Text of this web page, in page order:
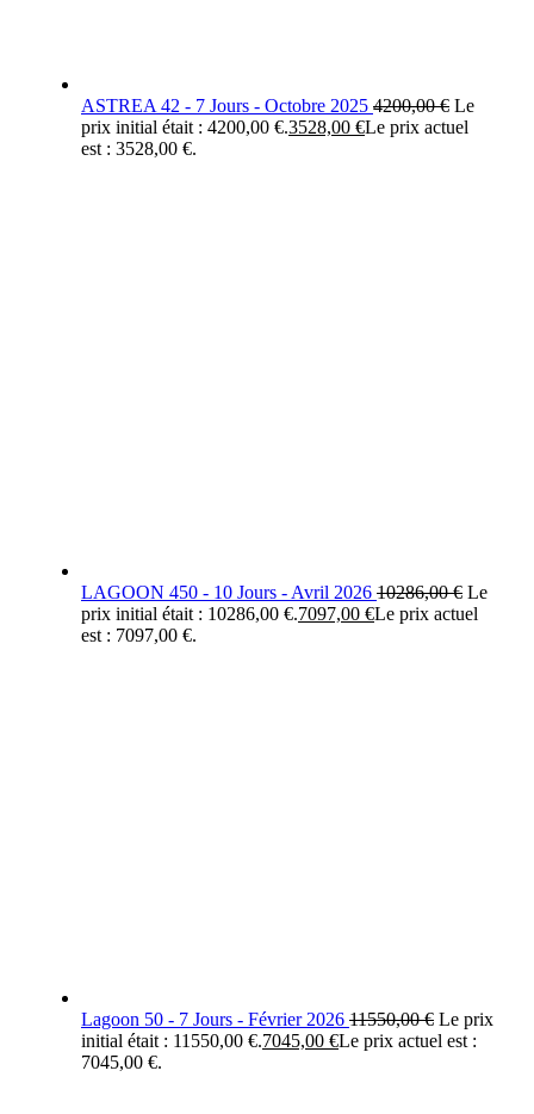
ASTREA 42 - 7 Jours - Octobre 2025 4200,00€ Le
prix initial était : 4200,00 €.3528,00 €Le prix actuel
est : 3528,00 €.
LAGOON 450 - 10 Jours - Avril 2026 10286,00€ Le
prix initial était : 10286,00 €.7097,00 €Le prix actuel
est : 7097,00 €.
Lagoon 50 - 7 Jours - Février 2026 11550,00€ Le prix
initial était : 11550,00 €.7045,00 €Le prix actuel est :
7045,00 €.